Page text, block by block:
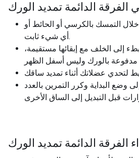
الفرقة الدائمة تمديد الورك
التمسك بالكرسي أو الحائط أو
أي شيء ثابت.
إلى الخلف مع إبقائها مستقيمة،
وضع البداية وكرر التمرين بالعدد
الفرقة الدائمة تمديد الورك